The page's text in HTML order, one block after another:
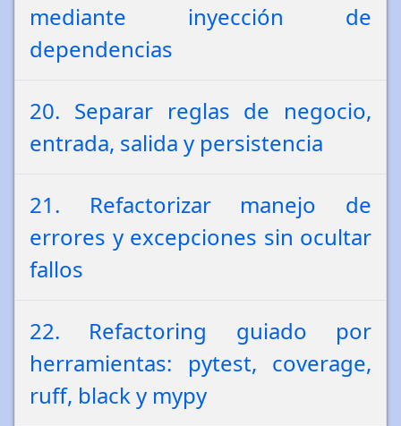
mediante inyección de
dependencias
20. Separar reglas de negocio,
entrada, salida y persistencia
21. Refactorizar manejo de
errores y excepciones sin ocultar
fallos
22. Refactoring guiado por
herramientas: pytest, coverage,
ruff, black y mypy